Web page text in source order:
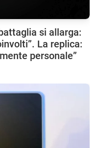
si allarga:
La replica:
personale”